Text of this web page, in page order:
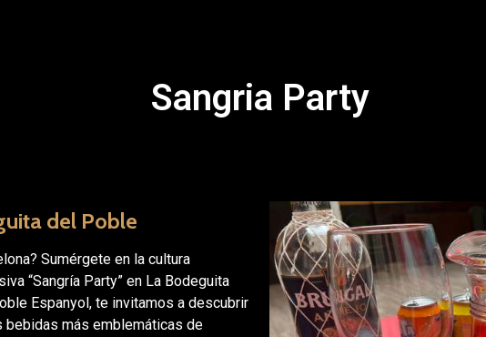
Sangria Party
del Poble
Sumérgete en la cultura
“Sangría Party” en La Bodeguita
Espanyol, te invitamos a descubrir
bebidas más emblemáticas de